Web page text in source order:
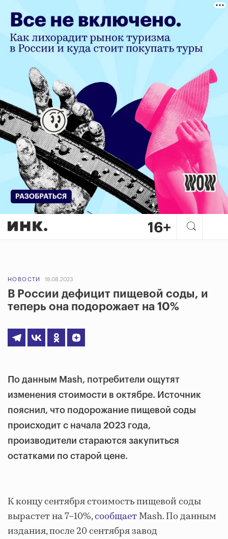
НОВОСТИ 18.08.2023
В России дефицит пищевой соды, и
теперь она подорожает на 10%
По данным Mash, потребители ощутят
изменения стоимости в октябре. Источник
пояснил, что подорожание пищевой соды
происходит с начала 2023 года,
производители стараются закупиться
остатками по старой цене.
К концу сентября стоимость пищевой соды
вырастет на 7–10%,сообщаетMash. По данным
издания, после 20 сентября завод